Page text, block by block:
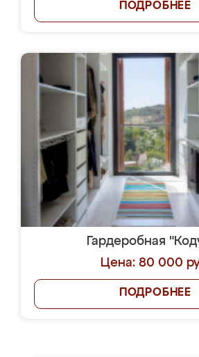
ПОДРОБНЕЕ
Гардеробная
Цена: 80 000
ПОДРОБНЕЕ